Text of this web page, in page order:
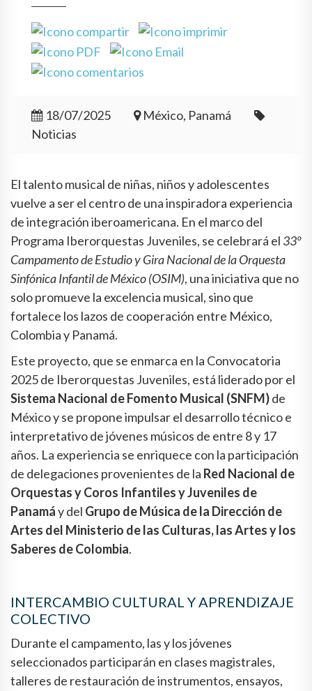
18/07/2025
México, Panamá
Noticias
El talento musical de niñas, niños y adolescentes
vuelve a ser el centro de una inspiradora experiencia
de integración iberoamericana. En el marco del
Programa Iberorquestas Juveniles, se celebrará el 33º
Campamento de Estudio y Gira Nacional de la Orquesta
Sinfónica Infantil de México (OSIM), una iniciativa que no
solo promueve la excelencia musical, sino que
fortalece los lazos de cooperación entre México,
Colombia y Panamá.
Este proyecto, que se enmarca en la Convocatoria
2025 de Iberorquestas Juveniles, está liderado por el
Sistema Nacional de Fomento Musical (SNFM)de
México y se propone impulsar el desarrollo técnico e
interpretativo de jóvenes músicos de entre 8 y 17
años. La experiencia se enriquece con la participación
de delegaciones provenientes de la Red Nacional de
Orquestas y Coros Infantiles y Juveniles de
Panamáy del Grupo de Música de la Dirección de
Artes del Ministerio de las Culturas, las Artes y los
Saberes de Colombia.
INTERCAMBIO CULTURAL Y APRENDIZAJE
COLECTIVO
Durante el campamento, las y los jóvenes
seleccionados participarán en clases magistrales,
talleres de restauración de instrumentos, ensayos,